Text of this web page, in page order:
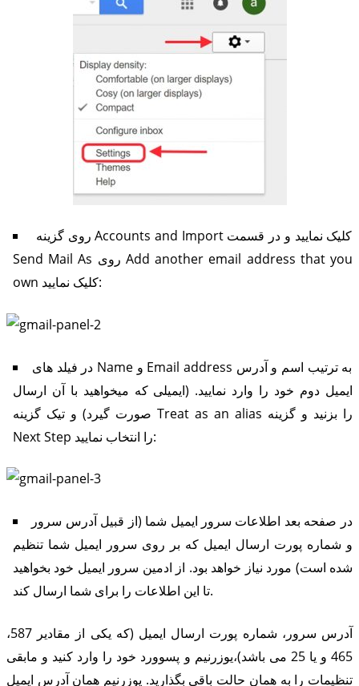
Send Mail As روی Add another email address that you
own کلیک نمایید:
در فیلد های Name و Email address به ترتیب اسم و آدرس
ایمیل دوم خود را وارد نمایید. (ایمیلی که میخواهید با آن ارسال
صورت گیرد) و تیک گزینه Treat as an alias را بزنید و گزینه
Next Step را انتخاب نمایید:
در صفحه بعد اطلاعات سرور ایمیل شما (از قبیل آدرس سرور
و شماره پورت ارسال ایمیل که بر روی سرور ایمیل شما تنظیم
شده است) مورد نیاز خواهد بود. از ادمین سرور ایمیل خود بخواهید
تا این اطلاعات را برای شما ارسال کند.
آدرس سرور، شماره پورت ارسال ایمیل (که یکی از مقادیر 587،
465 و یا 25 می باشد)،یوزرنیم و پسوورد خود را وارد کنید و مابقی
تنظیمات را به همان حالت باقی بگذارید. یوزرنیم همان آدرس ایمیل